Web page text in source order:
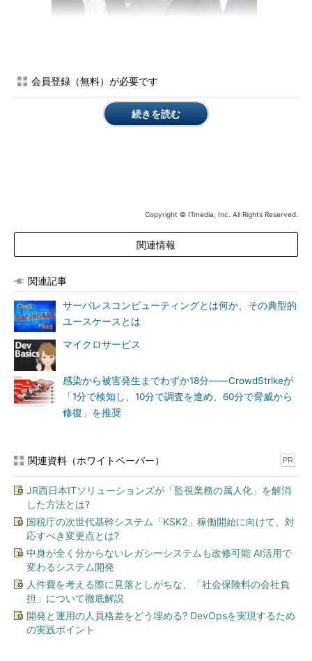
マイクロサービス、サーバレスがもたらすメリットと課題と
プラットフォーマーが提供する「サーバレス」の例
セキュリティ屋としても追い掛けていかなければならないことが
と述べた。
設計段階でのセキュリティ「シフトレフト」「セキュアバイデザ
イン」が今まで以上に重要に
古川氏は、具体的には、設計段階でのセキュリティが今まで以
上に重要になるとみている。
「セキュリティ対策は“防御”のアプローチから始まったが、今
や素早く脅威を検知し、迅速に対応するところまで含めて考えな
ければならない。最近は『シフトレフト』という形で、設計の段
会員登録（無料）が必要です
続きを読む
Copyright © ITmedia, Inc. All Rights Reserved.
関連情報
関連記事
サーバレスコンピューティングとは何か、その典型的
ユースケースとは
マイクロサービス
感染から被害発生までわずか18分――CrowdStrikeが
「1分で検知し、10分で調査を進め、60分で脅威から
修復」を推奨
関連資料（ホワイトペーパー） PR
JR西日本ITソリューションズが「監視業務の属人化」を解消
した方法とは?
国税庁の次世代基幹システム「KSK2」稼働開始に向けて、対
応すべき変更点とは?
中身が全く分からないレガシーシステムも改修可能 AI活用で
変わるシステム開発
人件費を考える際に見落としがちな、「社会保険料の会社負
担」について徹底解説
開発と運用の人員格差をどう埋める? DevOpsを実現するため
の実践ポイント